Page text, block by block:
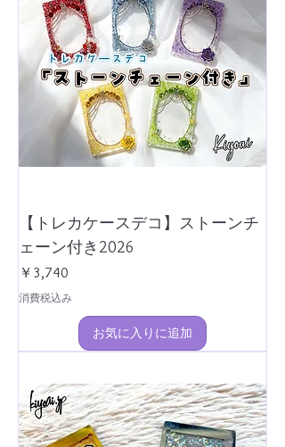
【トレカケースデコ】ストーンチ
ェーン付き2026
価格
￥3,740
消費税込み
お気に入りに追加